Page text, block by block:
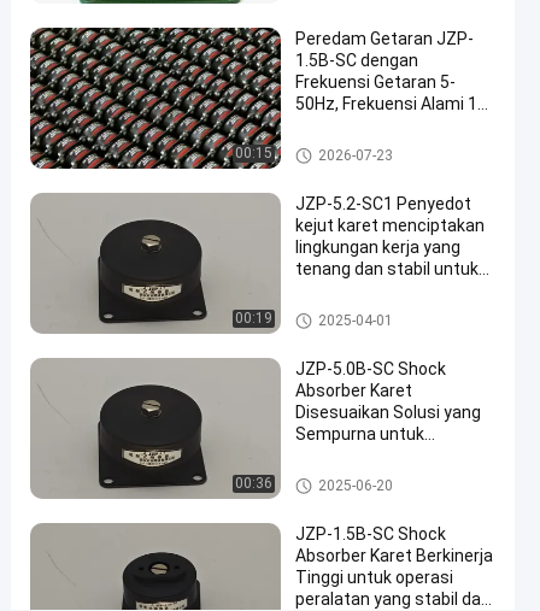
untuk
kinerja
industri
peredam
karet
2024-
12-21
20
pandangan
Berbagi
Elektronik
#
Isolator
Peredam
00:15
Peredam Getaran JZP-
1.5B-SC dengan
Frekuensi Getaran 5-
50Hz, Frekuensi Alami 10
Maksimum 1.5kg
peredam kejut karet
2026-07-23
00:19
JZP-5.2-SC1 Penyedot
kejut karet menciptakan
lingkungan kerja yang
tenang dan stabil untuk
peredam kejut karet
2025-04-01
00:36
JZP-5.0B-SC Shock
Absorber Karet
Disesuaikan Solusi yang
Sempurna untuk
dan Kebisingan di Teknik
Jembatan
peredam kejut karet
2025-06-20
JZP-1.5B-SC Shock
Absorber Karet Berkinerja
Tinggi untuk operasi
peralatan yang stabil dan